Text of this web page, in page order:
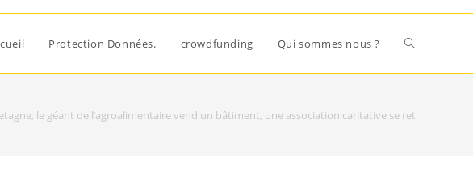
Protection Données. crowdfunding Qui sommes nous ?
le géant de l’agroalimentaire vend un bâtiment, une association caritative se retrouve à la